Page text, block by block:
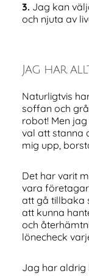
3. Jag kan
och njuta av
Jag har
Naturligtvis
soffan och
robot! Men
val att stanna
mig upp,
Det har varit
vara
att gå tillbaka
att kunna
och
lönecheck
Jag har aldrig